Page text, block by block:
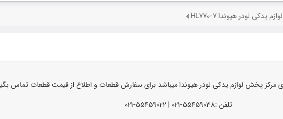
لوازم یدکی لودر هیوندا HL770-7
مرکز پخش لوازم یدکی لودر هیوندا میباشد برای سفارش قطعات و اطلاع از قیمت قطعات تماس
تلفن :55459038-021 | 55459022-021